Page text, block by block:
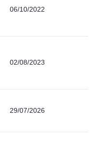
06/10/2022
02/08/2023
29/07/2026